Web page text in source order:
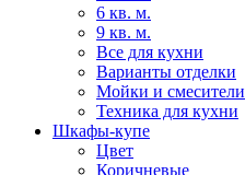
6 кв. м.
9 кв. м.
Все для кухни
Варианты отделки
Мойки и смесители
Техника для кухни
Шкафы-купе
Цвет
Коричневые